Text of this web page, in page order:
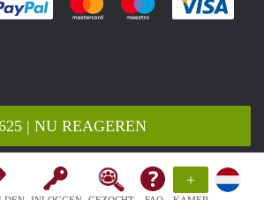
+
625 | NU REAGEREN
Je rekent gemakkelijk af met Paypal
Je rekent gemakkelijk af met
Je rekent